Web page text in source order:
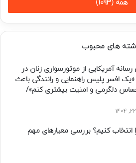
همه (1093)
های محبوب
آمریکایی از موتورسواری زنان در
«یک افسر پلیس راهنمایی و رانندگی باعث
دلگرمی و امنیت بیشتری کنم»/
انتخاب کنیم؟ بررسی معیارهای مهم